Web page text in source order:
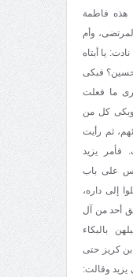
هذه فاطمة
وأم
يا أبتاه
فبكى
ما فعلت
وبكى كل من
ثم رأيت
فأمر يزيد
على باب
إلى داره،
أحد من آل
بالبكاء
كريز حتى
وقالت: